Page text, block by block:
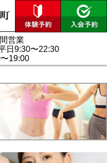
営業
日9:30〜22:30
19:00